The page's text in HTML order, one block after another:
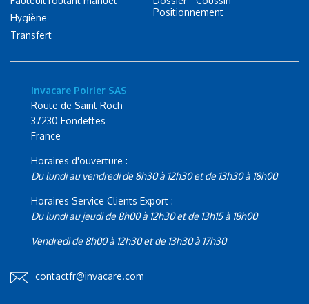
Hygiène
Transfert
Positionnement
Invacare Poirier SAS
Route de Saint Roch
37230 Fondettes
France
Horaires d'ouverture :
Du lundi au vendredi de 8h30 à 12h30 et de 13h30 à 18h00
Horaires Service Clients Export :
Du lundi au jeudi de 8h00 à 12h30 et de 13h15 à 18h00
Vendredi de 8h00 à 12h30 et de 13h30 à 17h30
contactfr@invacare.com